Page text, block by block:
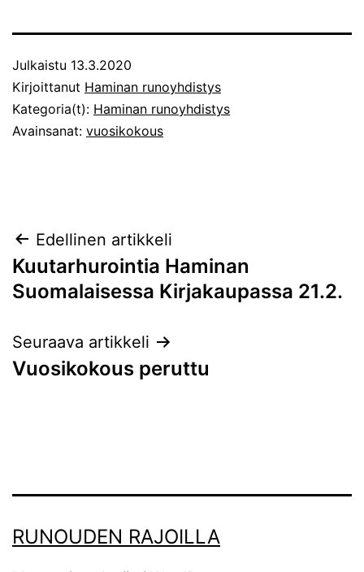
Julkaistu 13.3.2020
Kirjoittanut Haminan runoyhdistys
Kategoria(t): Haminan runoyhdistys
Avainsanat: vuosikokous
Artikkelien
selaus
Edellinen artikkeli
Kuutarhurointia Haminan
Suomalaisessa Kirjakaupassa 21.2.
Seuraava artikkeli
Vuosikokous peruttu
RUNOUDEN RAJOILLA